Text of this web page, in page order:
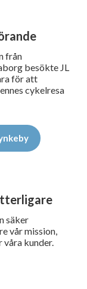
från
besökte JL
för att
cykelresa
säker
vår mission,
kunder.